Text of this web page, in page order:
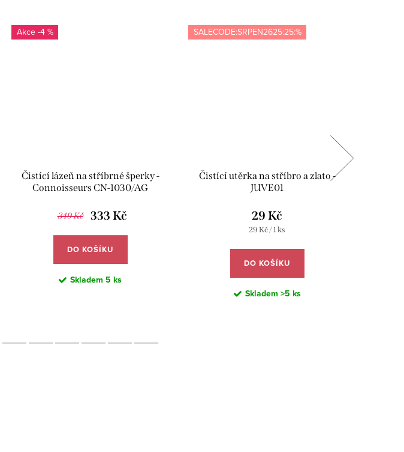
-4 %
Čistící lázeň na stříbrné šperky -
Connoisseurs CN-1030/AG
349 Kč 333 Kč
DO KOŠÍKU
Skladem 5 ks
SALECODE:SRPEN2625:25:%
Čistící utěrka na stříbro a zlato -
JUVE01
29 Kč
Měrná
29 Kč / 1 ks
DO KOŠÍKU
Skladem >5 ks